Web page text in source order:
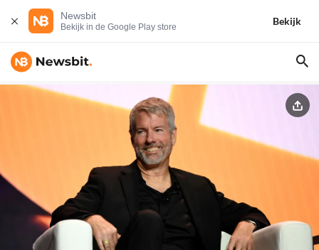
Newsbit
Bekijk in de Google Play store
Bekijk